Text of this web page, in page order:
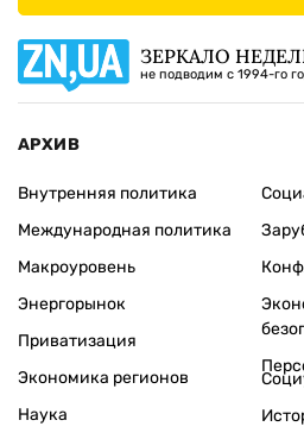
ЗЕРКАЛО
не подводим с 1994-го
АРХИВ
Внутренняя политика
Международная политика
Макроуровень
Энергорынок
Приватизация
Экономика регионов
Наука